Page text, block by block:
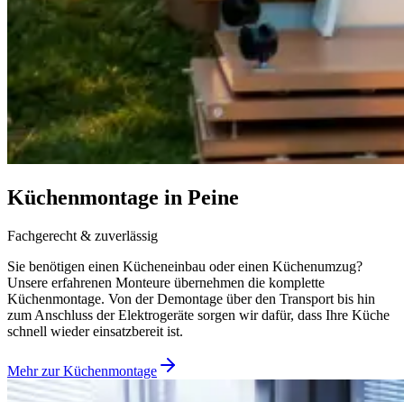
Küchenmontage in Peine
Fachgerecht & zuverlässig
Sie benötigen einen Kücheneinbau oder einen Küchenumzug?
Unsere erfahrenen Monteure übernehmen die komplette
Küchenmontage. Von der Demontage über den Transport bis hin
zum Anschluss der Elektrogeräte sorgen wir dafür, dass Ihre Küche
schnell wieder einsatzbereit ist.
Mehr zur Küchenmontage